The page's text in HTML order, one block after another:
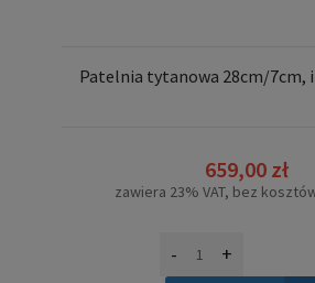
Patelnia tytanowa 28cm/7cm,
659,00 zł
zawiera 23% VAT, bez
- +